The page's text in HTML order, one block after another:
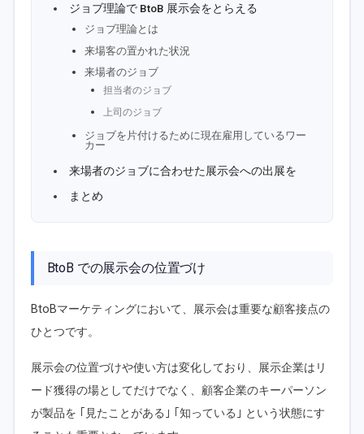
ジョブ理論で BtoB 展示会をとらえる
ジョブ理論とは
来場客の置かれた状況
来場者のジョブ
担当者のジョブ
上司のジョブ
ジョブを片付けるために現在雇用しているワー
カー
来場者のジョブに合わせた展示会への出展を
まとめ
BtoB での展示会の位置づけ
BtoBマーケティングにおいて、展示会は重要な顧客接点の
ひとつです。
展示会の位置づけや使い方は変化しており、展示企業はリ
ード獲得の場としてだけでなく、顧客企業のキーパーソン
が製品を ｢見たことがある｣ ｢知っている｣ という状態にす